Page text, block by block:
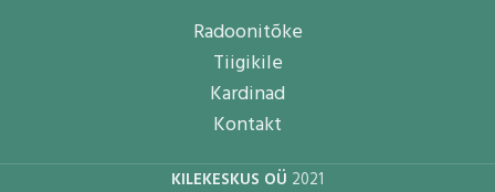
Radoonitõke
Tiigikile
Kardinad
Kontakt
KILEKESKUS OÜ 2021